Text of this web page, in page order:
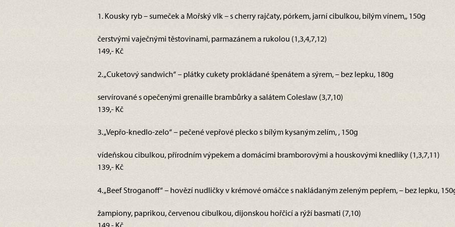
1. Kousky ryb – sumeček a Mořský vlk – s cherry rajčaty, pórkem, jarní cibulkou, bílým vínem,, 150g
čerstvými vaječnými těstovinami, parmazánem a rukolou (1,3,4,7,12)
149,- Kč
2. „Cuketový sandwich“ – plátky cukety prokládané špenátem a sýrem, – bez lepku, 180g
servírované s opečenými grenaille brambůrky a salátem Coleslaw (3,7,10)
139,- Kč
3. „Vepřo-knedlo-zelo“ – pečené vepřové plecko s bílým kysaným zelím, , 150g
vídeňskou cibulkou, přírodním výpekem a domácími bramborovými a houskovými knedlíky (1,3,7,11)
139,- Kč
4. „Beef Stroganoff“ – hovězí nudličky v krémové omáčce s nakládaným zeleným pepřem, – bez lepku,
žampiony, paprikou, červenou cibulkou, dijonskou hořčicí a rýží basmati (7,10)